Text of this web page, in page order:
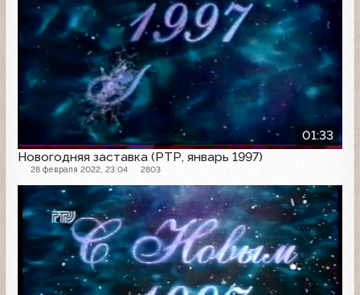
01:33
Новогодняя заставка (РТР, январь 1997)
28 февраля 2022, 23:04 2803
Заставка